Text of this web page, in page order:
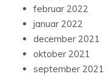
februar 2022
januar 2022
december 2021
oktober 2021
september 2021